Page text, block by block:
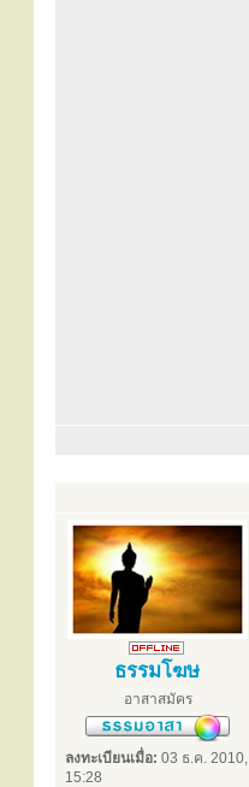
ธรรมโฆษ
อาสาสมัคร
ลงทะเบียนเมื่อ: 03 ธ.ค. 2010,
15:28